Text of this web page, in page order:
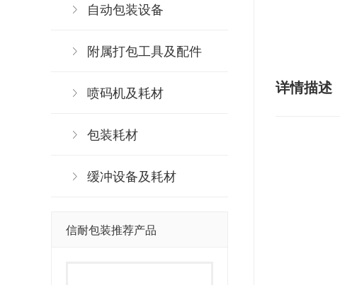
自动包装设备
附属打包工具及配件
喷码机及耗材
包装耗材
缓冲设备及耗材
信耐包装推荐产品
详情描述